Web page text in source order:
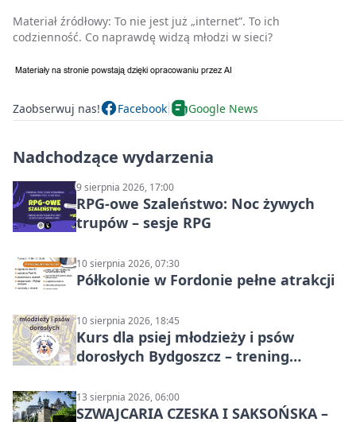
Materiał źródłowy: To nie jest już „internet”. To ich
codzienność. Co naprawdę widzą młodzi w sieci?
Zaobserwuj nas! Facebook Google News
Nadchodzące wydarzenia
9 sierpnia 2026, 17:00
RPG-owe Szaleństwo: Noc żywych
trupów – sesje RPG
10 sierpnia 2026, 07:30
Półkolonie w Fordonie pełne atrakcji
10 sierpnia 2026, 18:45
Kurs dla psiej młodzieży i psów
dorosłych Bydgoszcz – trening
13 sierpnia 2026, 06:00
SZWAJCARIA CZESKA I SAKSOŃSKA –